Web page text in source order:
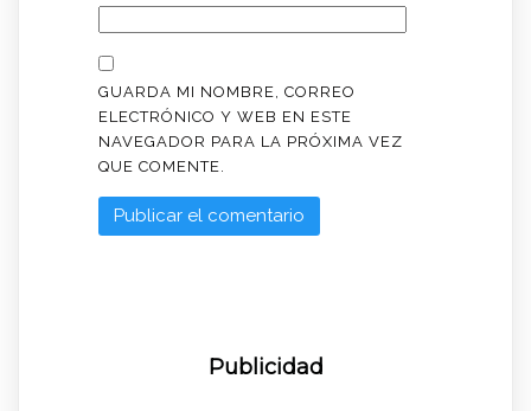
GUARDA MI NOMBRE, CORREO
ELECTRÓNICO Y WEB EN ESTE
NAVEGADOR PARA LA PRÓXIMA VEZ
QUE COMENTE.
Publicidad